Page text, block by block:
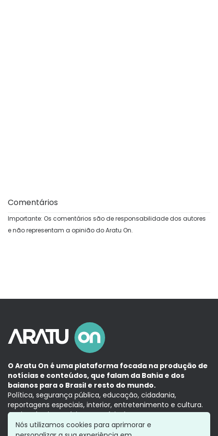
Comentários
Importante: Os comentários são de responsabilidade dos autores
e não representam a opinião do Aratu On.
O Aratu On é uma plataforma focada na produção de
notícias e conteúdos, que falam da Bahia e dos
baianos para o Brasil e resto do mundo.
Política, segurança pública, educação, cidadania,
reportagens especiais, interior, entretenimento e cultura.
Aqui, tudo vira notícia e a notícia é no tempo presente,
com a credibilidade do Grupo Aratu.
Grupo Aratu
Política de privacidade
Nós utilizamos cookies para aprimorar e